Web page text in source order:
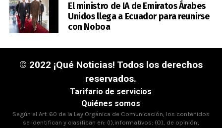
El ministro de IA de Emiratos Árabes
Unidos llega a Ecuador para reunirse
con Noboa
© 2022 ¡Qué Noticias! Todos los derechos
reservados.
Tarifario de servicios
Quiénes somos
Según el Art. 60 de la Ley Orgánica de Comunicación, los contenidos
se identifican y clasifican en: (I),informativos; (O), de opinión;